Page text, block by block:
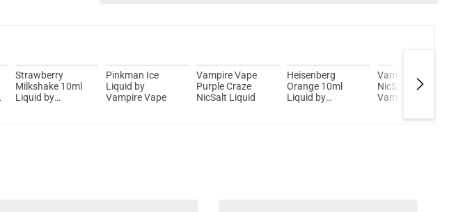
Strawberry
Milkshake 10ml
Liquid by
Pinkman Ice
Liquid by
Vampire Vape
Vampire Vape
Purple Craze
NicSalt Liquid
Heisenberg
Orange 10ml
Liquid by
Vamp Toes 10ml
NicSalt Liquid by
Vampire Vape